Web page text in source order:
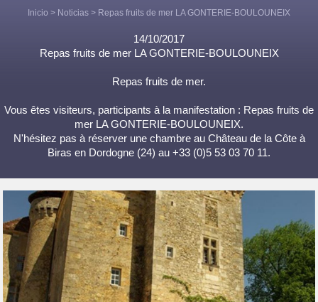
Inicio > Noticias > Repas fruits de mer LA GONTERIE-BOULOUNEIX
14/10/2017
Repas fruits de mer LA GONTERIE-BOULOUNEIX
Repas fruits de mer.
Vous êtes visiteurs, participants à la manifestation : Repas fruits de
mer LA GONTERIE-BOULOUNEIX.
N'hésitez pas à réserver une chambre au Château de la Côte à
Biras en Dordogne (24) au +33 (0)5 53 03 70 11.